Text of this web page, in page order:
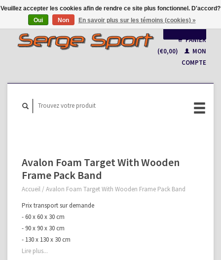
Français
Nederlands
PANIER
(€0,00)
MON
COMPTE
Avalon Foam Target With Wooden
Frame Pack Band
Accueil / Avalon Foam Target With Wooden Frame Pack Band
Prix transport sur demande
- 60 x 60 x 30 cm
- 90 x 90 x 30 cm
- 130 x 130 x 30 cm
Lire plus...
Veuillez accepter les cookies afin de rendre ce site plus fonctionnel. D'accord?
Oui
Non En savoir plus sur les témoins (cookies) »